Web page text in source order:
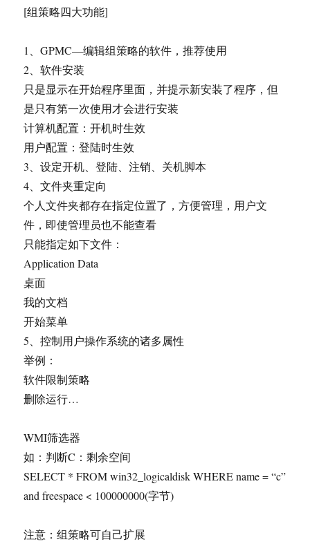
[组策略四大功能]
1、GPMC—编辑组策略的软件，推荐使用
2、软件安装
只是显示在开始程序里面，并提示新安装了程序，但
是只有第一次使用才会进行安装
计算机配置：开机时生效
用户配置：登陆时生效
3、设定开机、登陆、注销、关机脚本
4、文件夹重定向
个人文件夹都存在指定位置了，方便管理，用户文
件，即使管理员也不能查看
只能指定如下文件：
Application Data
桌面
我的文档
开始菜单
5、控制用户操作系统的诸多属性
举例：
软件限制策略
删除运行…
WMI筛选器
如：判断C：剩余空间
SELECT * FROM win32_logicaldisk WHERE name = “c”
and freespace < 100000000(字节)
注意：组策略可自己扩展